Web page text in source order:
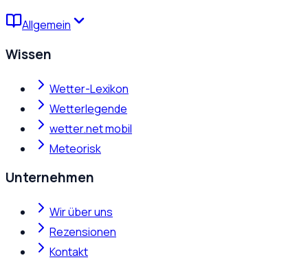
Allgemein
Wissen
Wetter-Lexikon
Wetterlegende
wetter.net mobil
Meteorisk
Unternehmen
Wir über uns
Rezensionen
Kontakt